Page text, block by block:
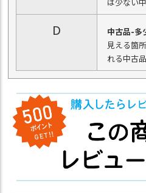
D
中古品-多
見える箇
れる中古品